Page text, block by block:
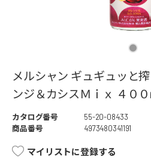
メルシャン ギュギュッと
ンジ＆カシスＭｉｘ ４００
カタログ番号
55-20-08433
商品番号
4973480341191
マイリストに登録する